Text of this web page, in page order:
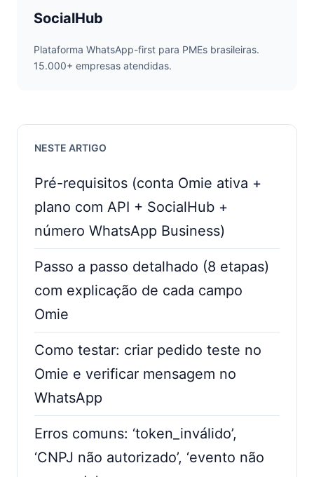
SocialHub
Plataforma WhatsApp-first para PMEs brasileiras.
15.000+ empresas atendidas.
NESTE ARTIGO
Pré-requisitos (conta Omie ativa +
plano com API + SocialHub +
número WhatsApp Business)
Passo a passo detalhado (8 etapas)
com explicação de cada campo
Omie
Como testar: criar pedido teste no
Omie e verificar mensagem no
WhatsApp
Erros comuns: ‘token_inválido’,
‘CNPJ não autorizado’, ‘evento não